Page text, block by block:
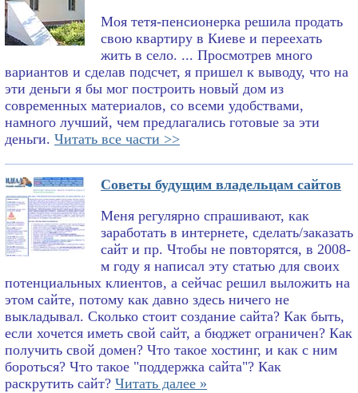
Моя тетя-пенсионерка решила продать
свою квартиру в Киеве и переехать
жить в село. ... Просмотрев много
вариантов и сделав подсчет, я пришел к выводу, что на
эти деньги я бы мог построить новый дом из
современных материалов, со всеми удобствами,
намного лучший, чем предлагались готовые за эти
деньги. Читать все части >>
Советы будущим владельцам сайтов
Меня регулярно спрашивают, как
заработать в интернете, сделать/заказать
сайт и пр. Чтобы не повторятся, в 2008-
м году я написал эту статью для своих
потенциальных клиентов, а сейчас решил выложить на
этом сайте, потому как давно здесь ничего не
выкладывал. Сколько стоит создание сайта? Как быть,
если хочется иметь свой сайт, а бюджет ограничен? Как
получить свой домен? Что такое хостинг, и как с ним
бороться? Что такое "поддержка сайта"? Как
раскрутить сайт? Читать далее »